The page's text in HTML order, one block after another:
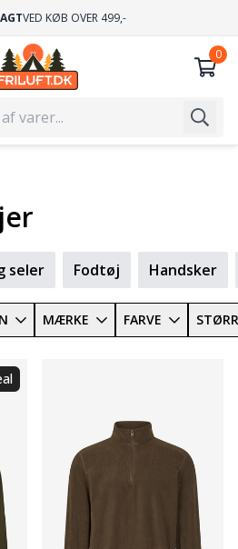
VED KØB OVER 499,-
seler Fodtøj Handsker
MÆRKE FARVE